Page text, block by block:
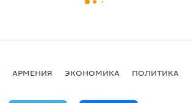
АРМЕНИЯ ЭКОНОМИКА ПОЛИТИКА